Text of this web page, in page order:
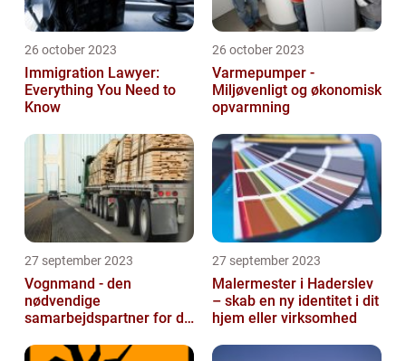
26 october 2023
Immigration Lawyer:
Everything You Need to
Know
26 october 2023
Varmepumper -
Miljøvenligt og økonomisk
opvarmning
27 september 2023
Vognmand - den
nødvendige
samarbejdspartner for dit
27 september 2023
Malermester i Haderslev
– skab en ny identitet i dit
hjem eller virksomhed